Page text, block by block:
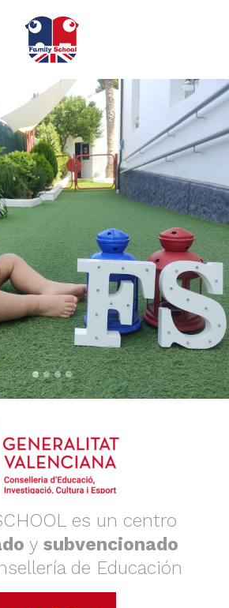
es un centro
y subvencionado
de Educación